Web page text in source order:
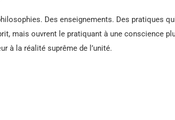
Des enseignements. Des pratiques
mais ouvrent le pratiquant à une conscience
à la réalité suprême de l’unité.